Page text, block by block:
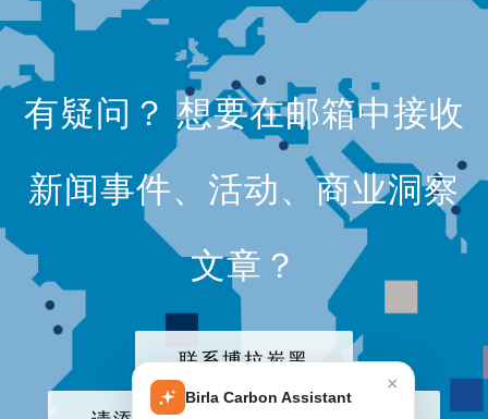
有疑问？ 想要在邮箱中接收
新闻事件、活动、商业洞察
文章？
联系博拉炭黑
×
Birla Carbon Assistant